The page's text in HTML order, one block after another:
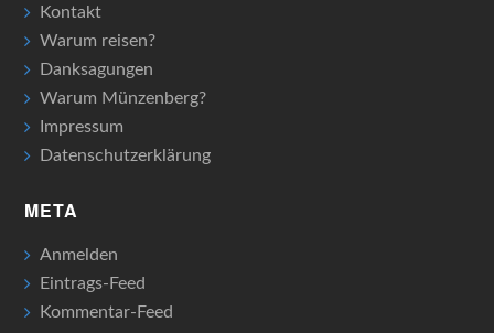
Kontakt
Warum reisen?
Danksagungen
Warum Münzenberg?
Impressum
Datenschutzerklärung
META
Anmelden
Eintrags-Feed
Kommentar-Feed